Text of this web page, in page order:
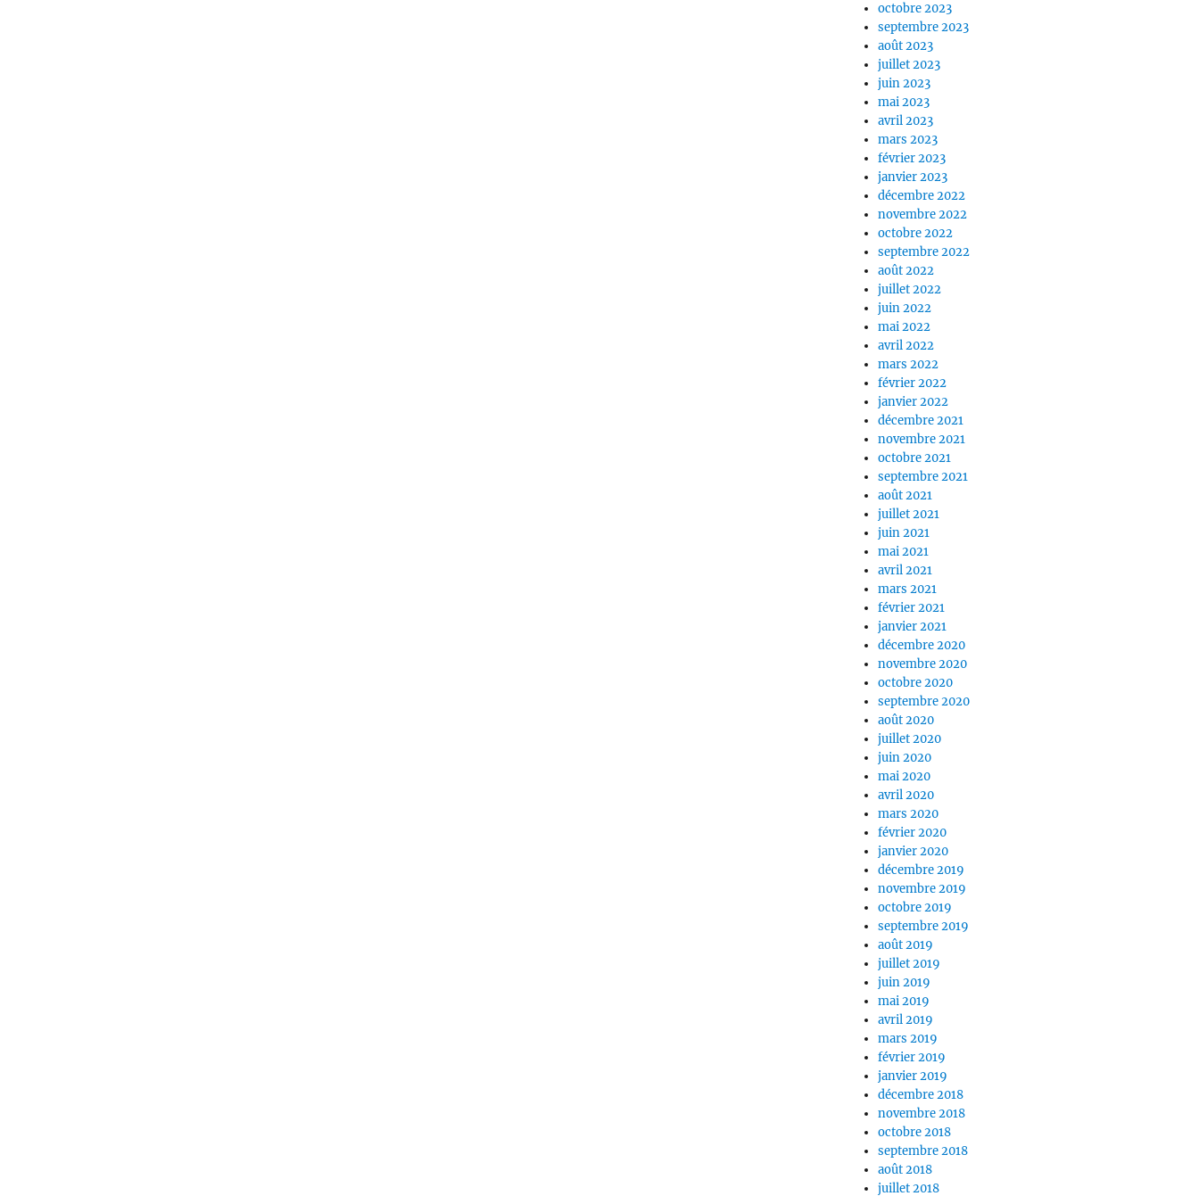
octobre 2023
septembre 2023
août 2023
juillet 2023
juin 2023
mai 2023
avril 2023
mars 2023
février 2023
janvier 2023
décembre 2022
novembre 2022
octobre 2022
septembre 2022
août 2022
juillet 2022
juin 2022
mai 2022
avril 2022
mars 2022
février 2022
janvier 2022
décembre 2021
novembre 2021
octobre 2021
septembre 2021
août 2021
juillet 2021
juin 2021
mai 2021
avril 2021
mars 2021
février 2021
janvier 2021
décembre 2020
novembre 2020
octobre 2020
septembre 2020
août 2020
juillet 2020
juin 2020
mai 2020
avril 2020
mars 2020
février 2020
janvier 2020
décembre 2019
novembre 2019
octobre 2019
septembre 2019
août 2019
juillet 2019
juin 2019
mai 2019
avril 2019
mars 2019
février 2019
janvier 2019
décembre 2018
novembre 2018
octobre 2018
septembre 2018
août 2018
juillet 2018